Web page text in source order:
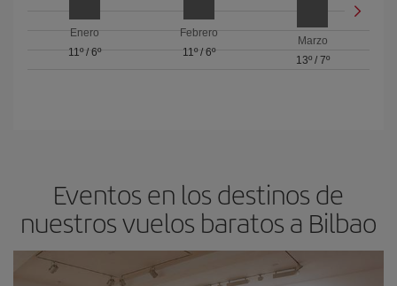
Enero
11º/ 6º
Febrero
11º/ 6º
Marzo
13º/ 7º
Eventos en los destinos de
nuestros vuelos baratos a Bilbao